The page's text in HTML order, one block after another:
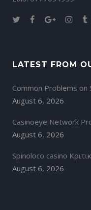
LATEST FROM
Common Problems on
August 6, 2026
Casinoeye Network
August 6, 2026
Spinoloco casino
August 6, 2026